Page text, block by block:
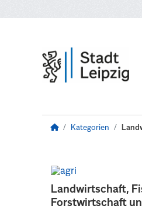
Kategorien
Landwirtschaft,
Forstwirtschaft